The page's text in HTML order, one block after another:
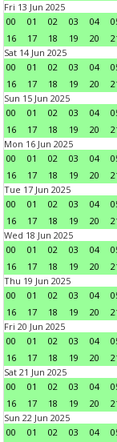
Fri 13 Jun 2025
00
01 02 03 04
16
17 18 19 20
Sat 14 Jun 2025
00
01 02 03 04
16
17 18 19 20
Sun 15 Jun 2025
00
01 02 03 04
16
17 18 19 20
Mon 16 Jun 2025
00
01 02 03 04
16
17 18 19 20
Tue 17 Jun 2025
00
01 02 03 04
16
17 18 19 20
Wed 18 Jun 2025
00
01 02 03 04
16
17 18 19 20
Thu 19 Jun 2025
00
01 02 03 04
16
17 18 19 20
Fri 20 Jun 2025
00
01 02 03 04
16
17 18 19 20
Sat 21 Jun 2025
00
01 02 03 04
16
17 18 19 20
Sun 22 Jun 2025
00
01 02 03 04